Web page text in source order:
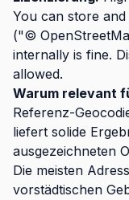
You can store
("©
internally is fine.
allowed.
Warum relevant
Referenz-
liefert solide
ausgezeichneten
Die meisten
vorstädtischen